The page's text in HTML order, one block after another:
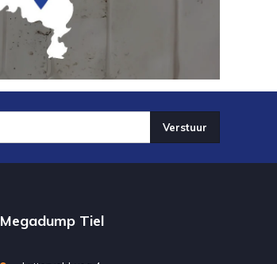
Verstuur
Megadump Tiel